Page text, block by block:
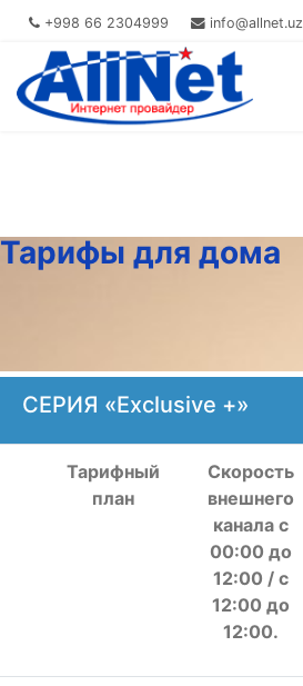
+998 66 2304999 info@allnet.uz
Тарифы для дома
СЕРИЯ «Exclusive +»
Тарифный
план
Скорость
внешнего
канала с
00:00 до
12:00 / с
12:00 до
12:00.